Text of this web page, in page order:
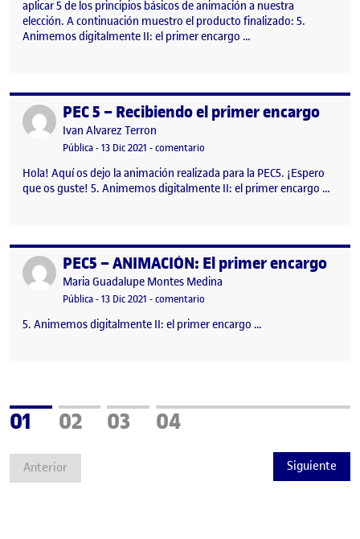
aplicar 5 de los principios básicos de animación a nuestra
elección. A continuación muestro el producto finalizado: 5.
Animemos digitalmente II: el primer encargo …
Publicado porPEC 5 – Recibiendo el primer encargo
Publicado por
Ivan Alvarez Terron
Visibilidad:
Pública-Fecha de publicación
13 Dic 2021 -comentario
Hola! Aquí os dejo la animación realizada para la PEC5. ¡Espero
que os guste! 5. Animemos digitalmente II: el primer encargo …
Publicado porPEC5 – ANIMACIÓN: El primer encargo
Publicado por
Maria Guadalupe Montes Medina
Visibilidad:
Pública-Fecha de publicación
13 Dic 2021 -comentario
5. Animemos digitalmente II: el primer encargo …
Anterior
Página
01 Página
02 Página
03 Página
04
Siguiente